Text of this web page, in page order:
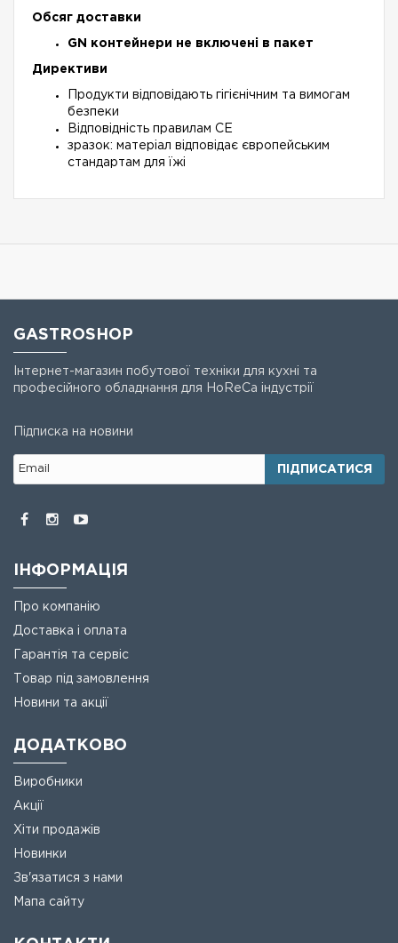
Обсяг доставки
GN контейнери не включені в пакет
Директиви
Продукти відповідають гігієнічним та вимогам
безпеки
Відповідність правилам СЕ
зразок: матеріал відповідає європейським
стандартам для їжі
GASTROSHOP
Інтернет-магазин побутової техніки для кухні та
професійного обладнання для HoReCa індустрії
Підписка на новини
ПІДПИСАТИСЯ
ІНФОРМАЦІЯ
Про компанію
Доставка і оплата
Гарантія та сервіс
Товар під замовлення
Новини та акції
ДОДАТКОВО
Виробники
Акції
Хіти продажів
Новинки
Зв'язатися з нами
Мапа сайту